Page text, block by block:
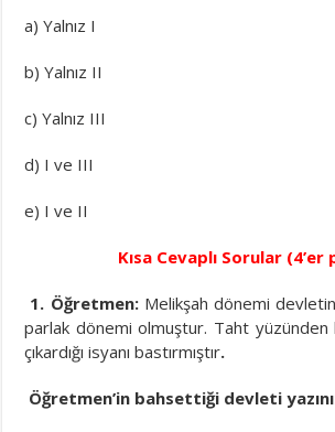
a) Yalnız I
b) Yalnız II
c) Yalnız III
d) I ve III
e) I ve II
Kısa Cevaplı Sorular (4’er
1. Öğretmen: Melikşah dönemi
parlak dönemi olmuştur. Taht yüzünden
çıkardığı isyanı bastırmıştır.
Öğretmen’in bahsettiği devleti